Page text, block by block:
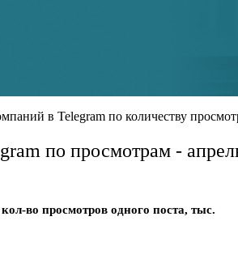
в Telegram по количеству
по просмотрам -
во просмотров одного поста, тыс.